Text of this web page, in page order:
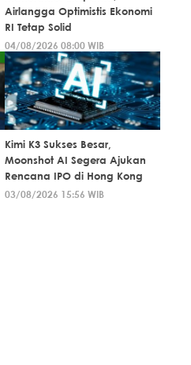
Airlangga Optimistis Ekonomi
RI Tetap Solid
04/08/2026 08:00 WIB
Kimi K3 Sukses Besar,
Moonshot AI Segera Ajukan
Rencana IPO di Hong Kong
03/08/2026 15:56 WIB